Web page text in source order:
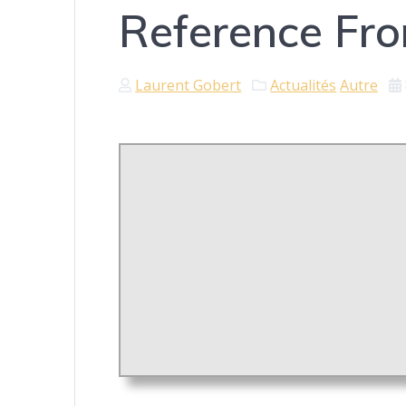
Reference
Laurent Gobert Actualités Autre